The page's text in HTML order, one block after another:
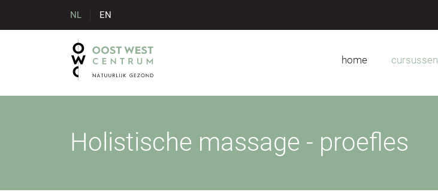
NL EN
home cursussen
Holistische massage - proefles